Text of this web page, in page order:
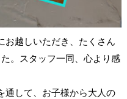
お越しいただき、たくさん
。スタッフ一同、心より感
通して、お子様から大人の